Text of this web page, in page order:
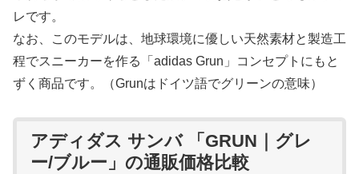
レです。
なお、このモデルは、地球環境に優しい天然素材と製造工
程でスニーカーを作る「adidas Grun」コンセプトにもと
ずく商品です。（Grunはドイツ語でグリーンの意味）
アディダス サンバ 「GRUN｜グレ
ー/ブルー」の通販価格比較